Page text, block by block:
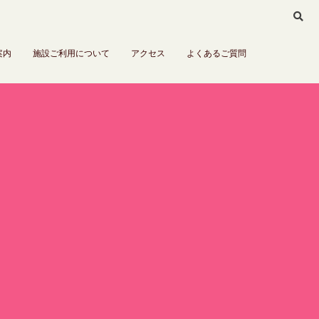
内 施設ご利用について アクセス よくあるご質問